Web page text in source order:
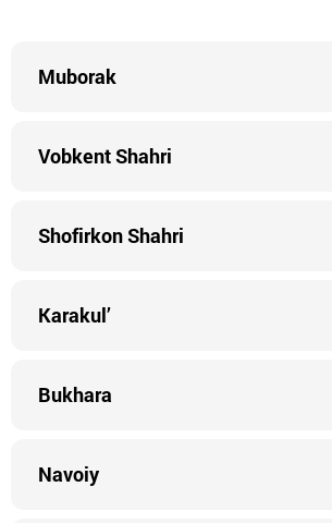
Muborak
Vobkent Shahri
Shofirkon Shahri
Karakul’
Bukhara
Navoiy